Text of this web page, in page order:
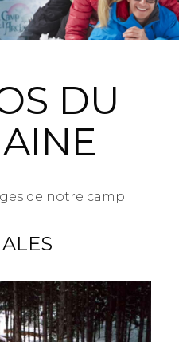
DU
de notre camp.